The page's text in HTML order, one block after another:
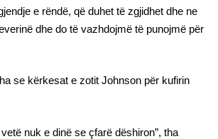
e rëndë, që duhet të zgjidhet dhe ne
dhe do të vazhdojmë të punojmë për
se kërkesat e zotit Johnson për kufirin
nuk e dinë se çfarë dëshiron”, tha